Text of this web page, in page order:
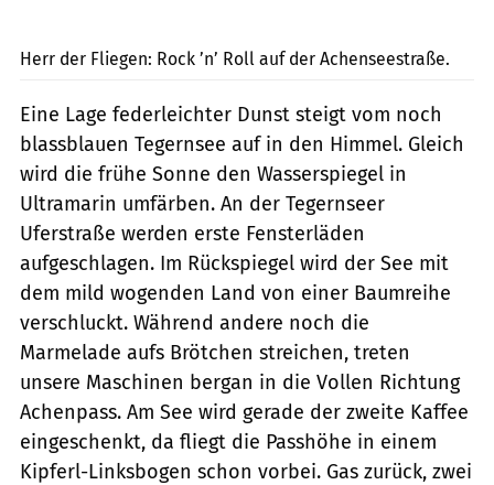
Herr der Fliegen: Rock ’n’ Roll auf der Achenseestraße.
Eine Lage federleichter Dunst steigt vom noch
blassblauen Tegernsee auf in den Himmel. Gleich
wird die frühe Sonne den Wasserspiegel in
Ultramarin umfärben. An der Tegernseer
Uferstraße werden erste Fensterläden
aufgeschlagen. Im Rückspiegel wird der See mit
dem mild wogenden Land von einer Baumreihe
verschluckt. Während andere noch die
Marmelade aufs Brötchen streichen, treten
unsere Maschinen bergan in die Vollen Richtung
Achenpass. Am See wird gerade der zweite Kaffee
eingeschenkt, da fliegt die Passhöhe in einem
Kipferl-Linksbogen schon vorbei. Gas zurück, zwei